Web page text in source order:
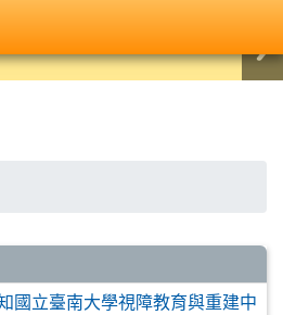
國立臺南大學視障教育與重建中